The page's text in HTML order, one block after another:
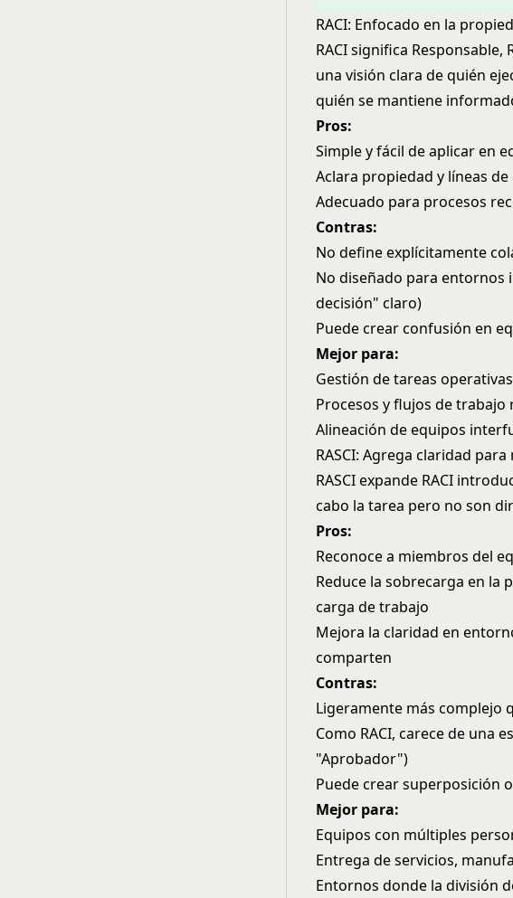
RACI: Enfocado en la
RACI significa
una visión clara de quién
quién se mantiene
Pros:
Simple y fácil de aplicar en
Aclara propiedad y líneas
Adecuado para procesos
Contras:
No define explícitamente
No diseñado para entornos
decisión" claro)
Puede crear confusión en
Mejor para:
Gestión de tareas operativas
Procesos y flujos de trabajo
Alineación de equipos
RASCI: Agrega claridad
RASCI expande RACI
cabo la tarea pero no son
Pros:
Reconoce a miembros del
Reduce la sobrecarga en la
carga de trabajo
Mejora la claridad en
comparten
Contras:
Ligeramente más complejo
Como RACI, carece de una
"Aprobador")
Puede crear superposición
Mejor para:
Equipos con múltiples
Entrega de servicios,
Entornos donde la división